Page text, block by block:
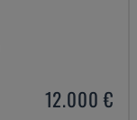
12.000 €